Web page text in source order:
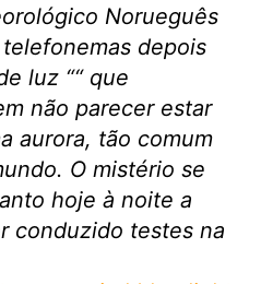
Norueguês
depois
luz ““ que
não parecer estar
aurora, tão comum
O mistério se
hoje à noite a
conduzido testes na